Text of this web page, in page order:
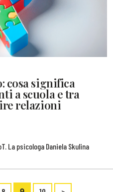
cosa significa
a scuola e tra
relazioni
La psicologa Daniela Skulina